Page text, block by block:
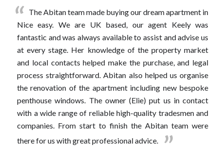
The Abitan team made buying our dream apartment in
Nice easy. We are UK based, our agent Keely was
fantastic and was always available to assist and advise us
at every stage. Her knowledge of the property market
and local contacts helped make the purchase, and legal
process straightforward. Abitan also helped us organise
the renovation of the apartment including new bespoke
penthouse windows. The owner (Elie) put us in contact
with a wide range of reliable high-quality tradesmen and
companies. From start to finish the Abitan team were
there for us with great professional advice.